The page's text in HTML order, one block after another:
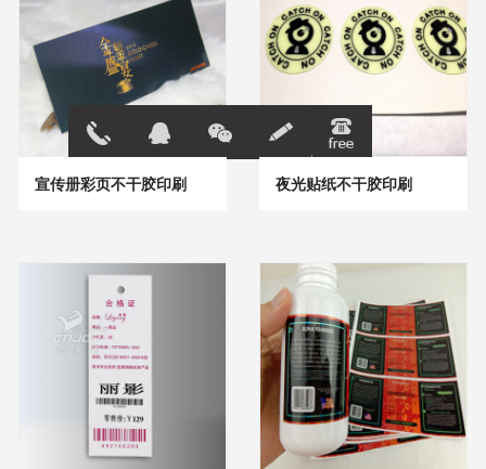
宣传册彩页不干胶印刷 夜光贴纸不干胶印刷
13691823在线客服